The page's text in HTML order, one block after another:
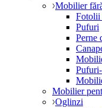
Mobilier
Fotolii
Pufuri
Perne
Mobilier
Oglinzi